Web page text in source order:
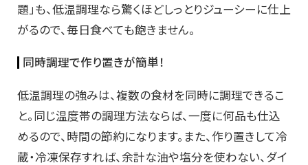
題」も、低温調理なら驚くほどしっとりジューシーに仕上
がるので、毎日食べても飽きません。
同時調理で作り置きが簡単！
低温調理の強みは、複数の食材を同時に調理できるこ
と。同じ温度帯の調理方法ならば、一度に何品も仕込
めるので、時間の節約になります。また、作り置きして冷
蔵・冷凍保存すれば、余計な油や塩分を使わない、ダイ